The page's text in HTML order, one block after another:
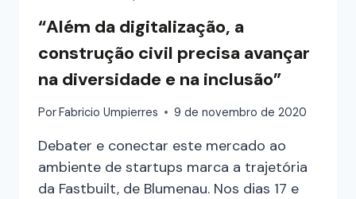
“Além da digitalização, a
construção civil precisa avançar
na diversidade e na inclusão”
PorFabricio Umpierres 9 de novembro de 2020
Debater e conectar este mercado ao
ambiente de startups marca a trajetória
da Fastbuilt, de Blumenau. Nos dias 17 e